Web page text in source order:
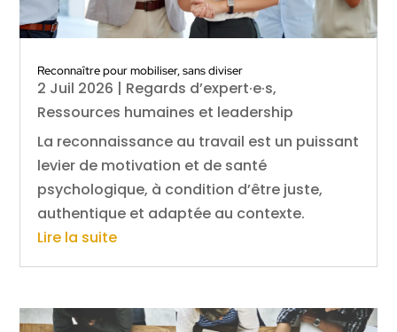
Reconnaître pour mobiliser, sans diviser
2 Juil 2026 | Regards d’expert·e·s,
Ressources humaines et leadership
La reconnaissance au travail est un puissant
levier de motivation et de santé
psychologique, à condition d’être juste,
authentique et adaptée au contexte.
Lire la suite